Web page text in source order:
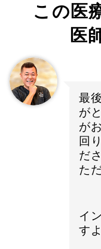
この医
医
最
が
が
回
だ
た
イ
すよ